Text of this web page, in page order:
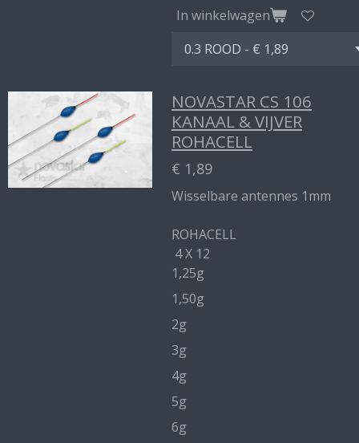
In winkelwagen
NOVASTAR CS 106
KANAAL & VIJVER
ROHACELL
€ 1,89
Wisselbare antennes 1mm
ROHACELL
4 X 12
1,25g
1,50g
2g
3g
4g
5g
6g